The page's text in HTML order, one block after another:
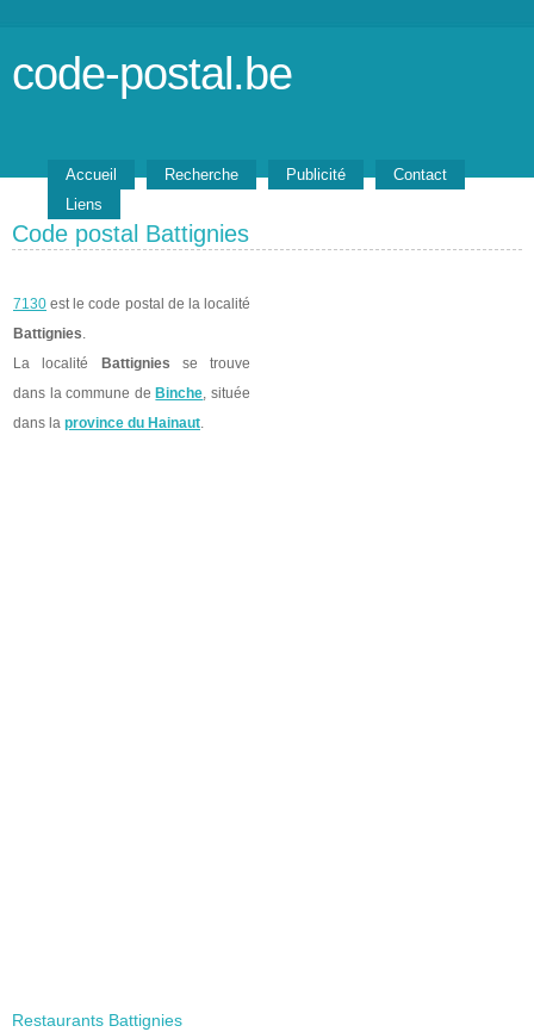
code-postal.be
Accueil Recherche Publicité
Contact
Liens
Code postal Battignies
7130 est le code postal de la localité
Battignies.
La localité
Battignies se trouve
dans la commune de Binche, située
dans la province du Hainaut.
Restaurants Battignies